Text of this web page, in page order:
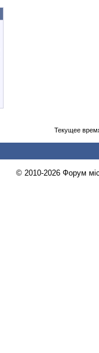
Текущее
© 2010-2026 Форум